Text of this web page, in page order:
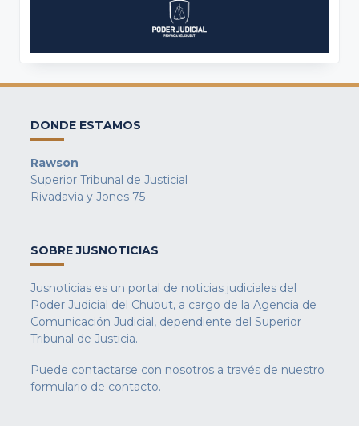
DONDE ESTAMOS
Rawson
Superior Tribunal de Justicial
Rivadavia y Jones 75
SOBRE JUSNOTICIAS
Jusnoticias es un portal de noticias judiciales del
Poder Judicial del Chubut, a cargo de la Agencia de
Comunicación Judicial, dependiente del Superior
Tribunal de Justicia.
Puede contactarse con nosotros a través de nuestro
formulario de contacto.